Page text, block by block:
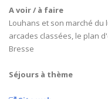
A voir / à faire
Louhans et son marché
arcades classées, le plan
Bresse
Séjours à thème